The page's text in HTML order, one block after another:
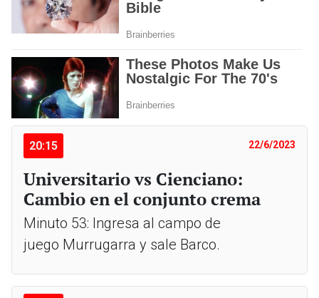
20:15 22/6/2023
Universitario vs Cienciano:
Cambio en el conjunto crema
Minuto 53: Ingresa al campo de
juego Murrugarra y sale Barco.